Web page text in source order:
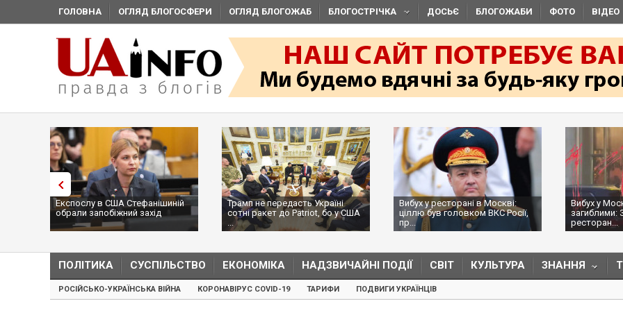
ГОЛОВНА ОГЛЯД БЛОГОСФЕРИ ОГЛЯД БЛОГОЖАБ БЛОГОСТРІЧКА ДОСЬЄ БЛОГОЖАБИ ФОТО ВІДЕО
Експослу в США Стефанішиній
обрали запобіжний захід
Трамп не передасть Україні
сотні ракет до Patriot, бо у США
...
Вибух у ресторані в Москві:
ціллю був головком ВКС Росії,
пр...
Вибух у
загиблими:
ресторан...
ПОЛІТИКА СУСПІЛЬСТВО ЕКОНОМІКА НАДЗВИЧАЙНІ ПОДІЇ СВІТ КУЛЬТУРА ЗНАННЯ
РОСІЙСЬКО-УКРАЇНСЬКА ВІЙНА КОРОНАВІРУС COVID-19 ТАРИФИ ПОДВИГИ УКРАЇНЦІВ